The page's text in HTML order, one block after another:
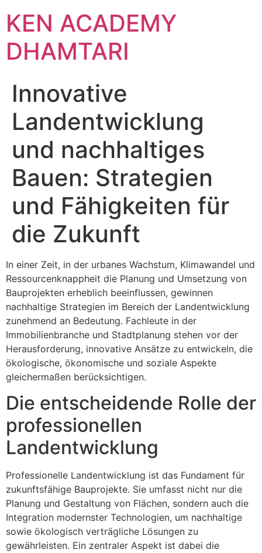
KEN ACADEMY
DHAMTARI
Innovative
Landentwicklung
und nachhaltiges
Bauen: Strategien
und Fähigkeiten für
die Zukunft
In einer Zeit, in der urbanes Wachstum, Klimawandel und
Ressourcenknappheit die Planung und Umsetzung von
Bauprojekten erheblich beeinflussen, gewinnen
nachhaltige Strategien im Bereich der Landentwicklung
zunehmend an Bedeutung. Fachleute in der
Immobilienbranche und Stadtplanung stehen vor der
Herausforderung, innovative Ansätze zu entwickeln, die
ökologische, ökonomische und soziale Aspekte
gleichermaßen berücksichtigen.
Die entscheidende Rolle der
professionellen
Landentwicklung
Professionelle Landentwicklung ist das Fundament für
zukunftsfähige Bauprojekte. Sie umfasst nicht nur die
Planung und Gestaltung von Flächen, sondern auch die
Integration modernster Technologien, um nachhaltige
sowie ökologisch verträgliche Lösungen zu
gewährleisten. Ein zentraler Aspekt ist dabei die